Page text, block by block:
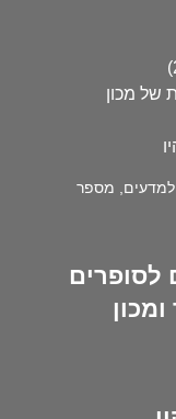
של מכון
למדעים, מספר
לסופרים